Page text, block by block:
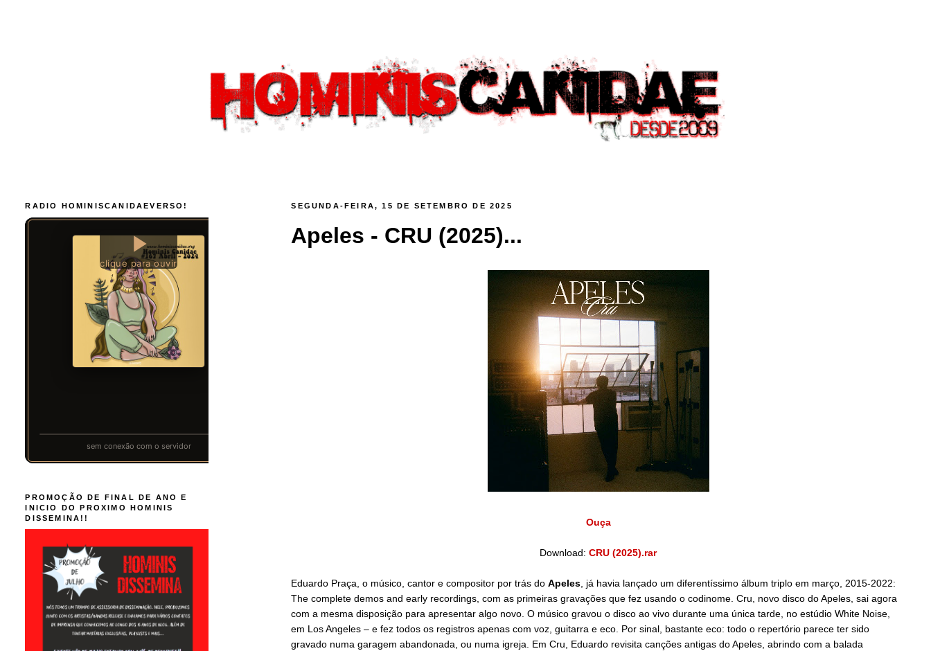
SEGUNDA-FEIRA, 15 DE SETEMBRO DE 2025
Apeles - CRU (2025)...
Ouça
Download: CRU (2025).rar
Eduardo Praça, o músico, cantor e compositor por trás doApeles, já havia lançado um diferentíssimo álbum triplo em março, 2015-2022:
The complete demos and early recordings, com as primeiras gravações que fez usando o codinome. Cru, novo disco do Apeles, sai agora
com a mesma disposição para apresentar algo novo. O músico gravou o disco ao vivo durante uma única tarde, no estúdio White Noise,
em Los Angeles – e fez todos os registros apenas com voz, guitarra e eco. Por sinal, bastante eco: todo o repertório parece ter sido
gravado numa garagem abandonada, ou numa igreja. Em Cru, Eduardo revisita canções antigas do Apeles, abrindo com a balada
RADIO HOMINISCANIDAEVERSO!
PROMOÇÃO DE FINAL DE ANO E
INICIO DO PROXIMO HOMINIS
DISSEMINA!!